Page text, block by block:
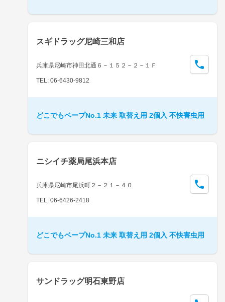
スギドラッグ尼崎三和店
兵庫県尼崎市神田北通６－１５２－２－１Ｆ
TEL: 06-6430-9812
どこでもベープNo.1 未来 取替え用 2個入 不快害虫用
ニシイチ薬局尾浜本店
兵庫県尼崎市尾浜町２－２１－４０
TEL: 06-6426-2418
どこでもベープNo.1 未来 取替え用 2個入 不快害虫用
サンドラッグ明石東野店